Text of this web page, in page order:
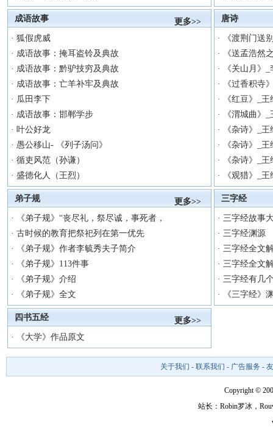
更多>>
成语故事
· 狐假虎威
· 成语故事：掩耳盗铃及典故
· 成语故事：黔驴技穷及典故
· 成语故事：亡羊补牢及典故
· 瓜田李下
· 成语故事：邯郸学步
· 叶公好龙
· 愚公移山- 《列子汤问》
· 循吏风范（孙谦）
· 盛德化人（王烈）
唐诗
·
《渡荆门送
·
《送孟浩然
·
《关山月》
·
《过香积寺
·
《红豆》_
·
《渭城曲》
·
《杂诗》_
·
《杂诗》_
·
《杂诗》_
·
《观猎》_
更多>>
弟子规
·
《弟子规》“丧尽礼，祭尽诚，事死者，
· 古时候的教育把祭祀列在第一优先
·
《弟子规》作者李毓秀夫子简介
·
《弟子规》113件事
·
《弟子规》介绍
·
《弟子规》全文
三字经
· 三字经故事
· 三字经渊源
· 三字经全文
· 三字经全文
· 三字经有几
·
《三字经》
更多>>
四书五经
· 《大学》作品原文
关于我们 - 联系我们 - 广告服务 -
Copyright ©
站长：Robin罗冰，